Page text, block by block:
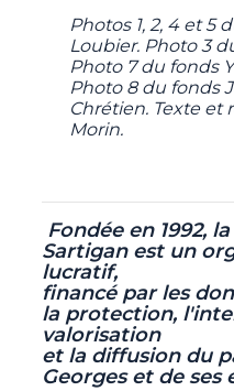
Photos 1, 2, 4 et 5
Loubier. Photo 3
Photo 7 du fonds
Photo 8 du fonds
Chrétien. Texte et
Morin.
Fondée en 1992,
Sartigan est un
lucratif,
financé par les
la protection,
valorisation
et la diffusion du
Georges et de ses